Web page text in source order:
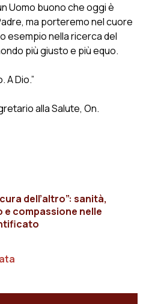
Uomo buono che oggi è
ma porteremo nel cuore
esempio nella ricerca del
più giusto e più equo.
A Dio.”
alla Salute, On.
dell’altro”: sanità,
compassione nelle